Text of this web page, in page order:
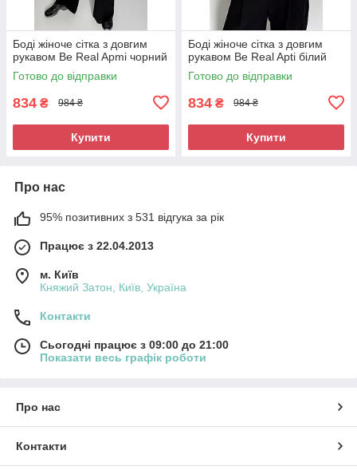
Боді жіноче сітка з довгим
рукавом Be Real Apmi чорний
Готово до відправки
834 ₴ 984 ₴
Купити
Боді жіноче сітка з довгим
рукавом Be Real Apti білий
Готово до відправки
834 ₴ 984 ₴
Купити
Про нас
95% позитивних з 531 відгука за рік
Працює з 22.04.2013
м. Київ
Княжий Затон, Київ, Україна
Контакти
Сьогодні працює з 09:00 до 21:00
Показати весь графік роботи
Про нас
Контакти